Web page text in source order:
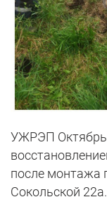
УЖРЭП
после монтажа
Сокольской 22а.